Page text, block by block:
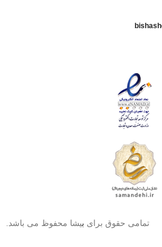
تمامی حقوق برای بیشا محفوظ می باشد.